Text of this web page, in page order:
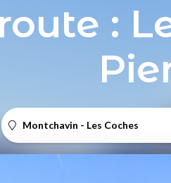
:
Montchavin - Les Coches